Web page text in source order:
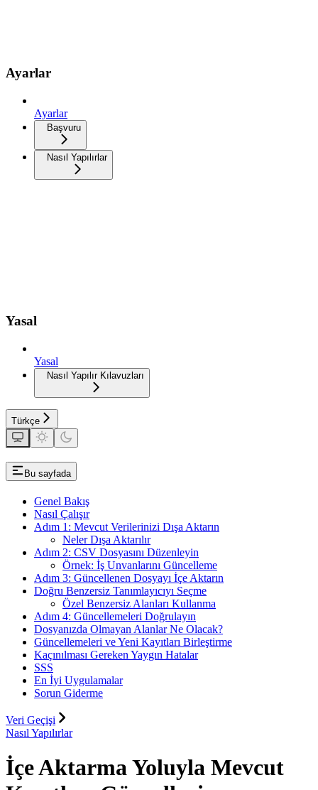
Ayarlar
Ayarlar
Başvuru
Nasıl Yapılırlar
Yasal
Yasal
Nasıl Yapılır Kılavuzları
Türkçe
Bu sayfada
Genel Bakış
Nasıl Çalışır
Adım 1: Mevcut Verilerinizi Dışa Aktarın
Neler Dışa Aktarılır
Adım 2: CSV Dosyasını Düzenleyin
Örnek: İş Unvanlarını Güncelleme
Adım 3: Güncellenen Dosyayı İçe Aktarın
Doğru Benzersiz Tanımlayıcıyı Seçme
Özel Benzersiz Alanları Kullanma
Adım 4: Güncellemeleri Doğrulayın
Dosyanızda Olmayan Alanlar Ne Olacak?
Güncellemeleri ve Yeni Kayıtları Birleştirme
Kaçınılması Gereken Yaygın Hatalar
SSS
En İyi Uygulamalar
Sorun Giderme
Veri Geçişi
Nasıl Yapılırlar
İçe Aktarma Yoluyla Mevcut